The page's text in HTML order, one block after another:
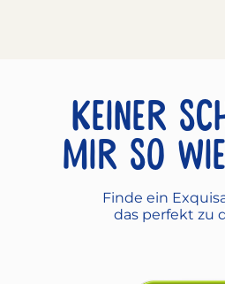
Keiner
mir so
Finde ein
das perfekt zu